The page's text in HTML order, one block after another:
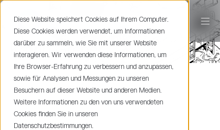
Diese Website speichert Cookies auf Ihrem Computer.
Diese Cookies werden verwendet, um Informationen
darüber zu sammeln, wie Sie mit unserer Website
interagieren. Wir verwenden diese Informationen, um
Ihre Browser-Erfahrung zu verbessern und anzupassen,
sowie für Analysen und Messungen zu unseren
Besuchern auf dieser Website und anderen Medien.
Weitere Informationen zu den von uns verwendeten
Cookies finden Sie in unseren
Datenschutzbestimmungen.
Katrin Greber